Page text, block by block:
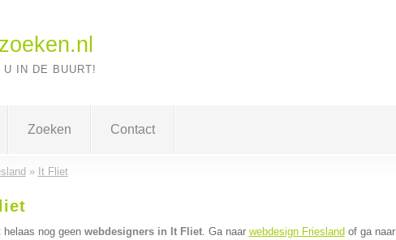
IN DE BUURT!
Zoeken Contact
» It Fliet
nog geen webdesigners in It Fliet. Ga naar webdesign Friesland of ga naar